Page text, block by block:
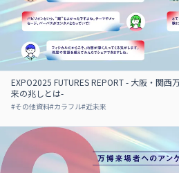
EXPO2025 FUTURES REPORT - 大阪・関西
来の兆しとは-
#その他資料#カラフル#近未来